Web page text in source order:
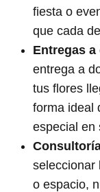
fiesta o
que cada
Entregas
entrega a
tus flores
forma ideal
especial en
seleccionar
o espacio,